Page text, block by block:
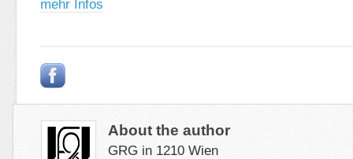
mehr Infos
About the author
GRG in 1210 Wien